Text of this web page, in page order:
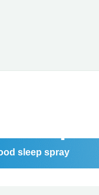
sleep spray